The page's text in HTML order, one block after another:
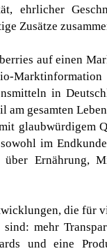
ehrlicher
Zusätze
auf einen
in
gesamten
glaubwürdigem
im
über Ernährung,
die für
mehr
und eine